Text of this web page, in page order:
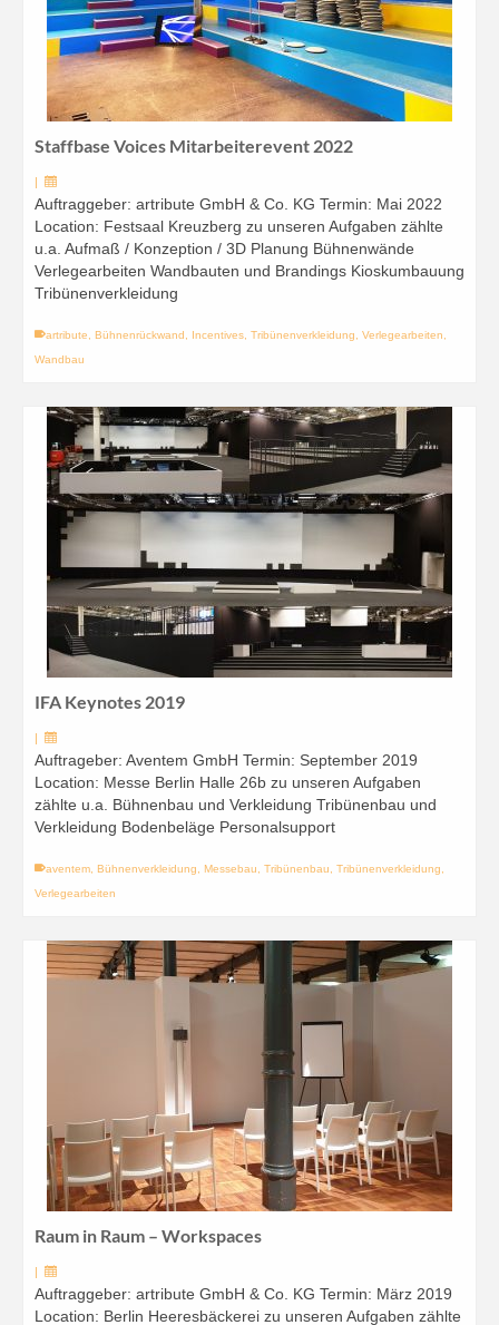
Staffbase Voices Mitarbeiterevent 2022
|
Auftraggeber: artribute GmbH & Co. KG Termin: Mai 2022
Location: Festsaal Kreuzberg zu unseren Aufgaben zählte
u.a. Aufmaß / Konzeption / 3D Planung Bühnenwände
Verlegearbeiten Wandbauten und Brandings Kioskumbauung
Tribünenverkleidung
artribute Bühnenrückwand Incentives Tribünenverkleidung Verlegearbeiten
Wandbau
IFA Keynotes 2019
|
Auftrageber: Aventem GmbH Termin: September 2019
Location: Messe Berlin Halle 26b zu unseren Aufgaben
zählte u.a. Bühnenbau und Verkleidung Tribünenbau und
Verkleidung Bodenbeläge Personalsupport
aventem Bühnenverkleidung Messebau Tribünenbau Tribünenverkleidung
Verlegearbeiten
Raum in Raum – Workspaces
|
Auftraggeber: artribute GmbH & Co. KG Termin: März 2019
Location: Berlin Heeresbäckerei zu unseren Aufgaben zählte